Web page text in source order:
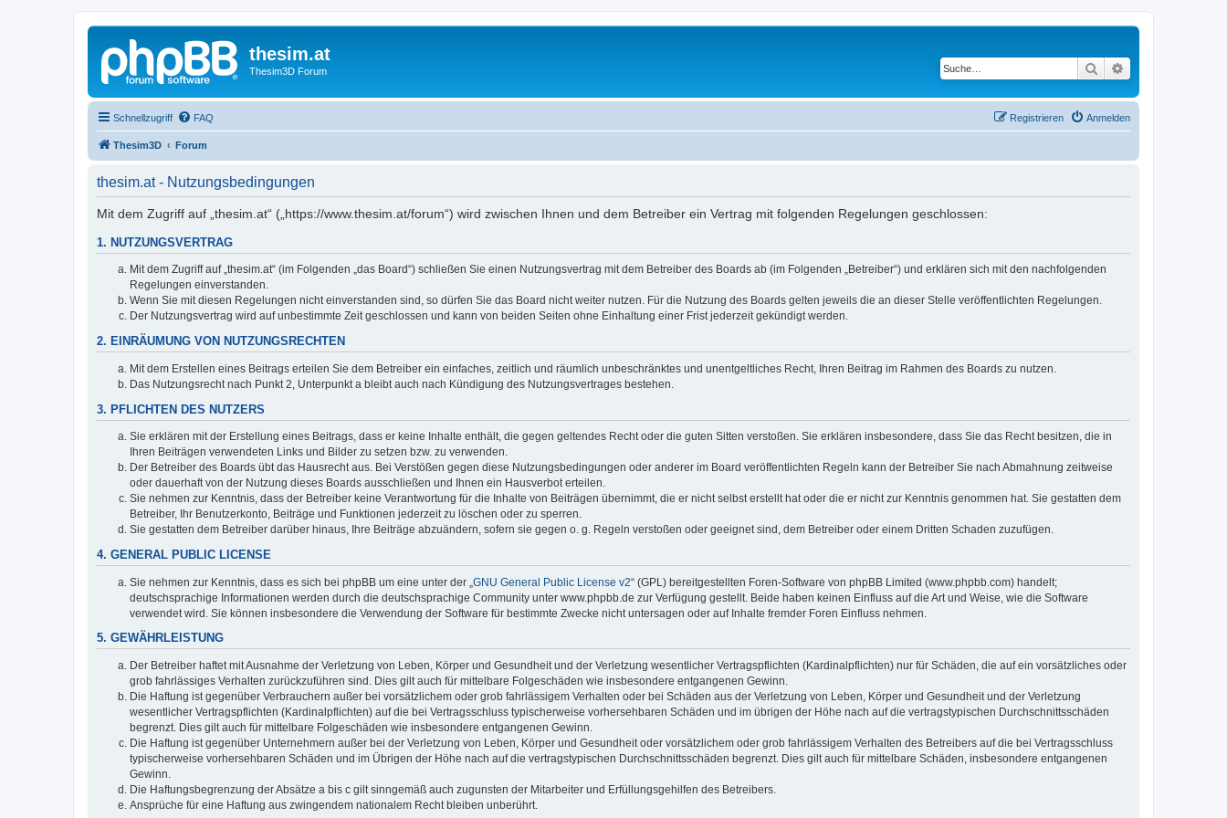
thesim.at
Thesim3D Forum Suche
Schnellzugriff FAQ Anmelden
Registrieren
Thesim3D Forum
thesim.at - Nutzungsbedingungen
Mit dem Zugriff auf „thesim.at“ („https://www.thesim.at/forum“) wird zwischen Ihnen und dem Betreiber ein Vertrag mit folgenden Regelungen geschlossen:
1. NUTZUNGSVERTRAG
Mit dem Zugriff auf „thesim.at“ (im Folgenden „das Board“) schließen Sie einen Nutzungsvertrag mit dem Betreiber des Boards ab (im Folgenden „Betreiber“) und erklären sich mit den nachfolgenden
Regelungen einverstanden.
Wenn Sie mit diesen Regelungen nicht einverstanden sind, so dürfen Sie das Board nicht weiter nutzen. Für die Nutzung des Boards gelten jeweils die an dieser Stelle veröffentlichten Regelungen.
Der Nutzungsvertrag wird auf unbestimmte Zeit geschlossen und kann von beiden Seiten ohne Einhaltung einer Frist jederzeit gekündigt werden.
2. EINRÄUMUNG VON NUTZUNGSRECHTEN
Mit dem Erstellen eines Beitrags erteilen Sie dem Betreiber ein einfaches, zeitlich und räumlich unbeschränktes und unentgeltliches Recht, Ihren Beitrag im Rahmen des Boards zu nutzen.
Das Nutzungsrecht nach Punkt 2, Unterpunkt a bleibt auch nach Kündigung des Nutzungsvertrages bestehen.
3. PFLICHTEN DES NUTZERS
Sie erklären mit der Erstellung eines Beitrags, dass er keine Inhalte enthält, die gegen geltendes Recht oder die guten Sitten verstoßen. Sie erklären insbesondere, dass Sie das Recht besitzen, die in
Ihren Beiträgen verwendeten Links und Bilder zu setzen bzw. zu verwenden.
Der Betreiber des Boards übt das Hausrecht aus. Bei Verstößen gegen diese Nutzungsbedingungen oder anderer im Board veröffentlichten Regeln kann der Betreiber Sie nach Abmahnung zeitweise
oder dauerhaft von der Nutzung dieses Boards ausschließen und Ihnen ein Hausverbot erteilen.
Sie nehmen zur Kenntnis, dass der Betreiber keine Verantwortung für die Inhalte von Beiträgen übernimmt, die er nicht selbst erstellt hat oder die er nicht zur Kenntnis genommen hat. Sie gestatten dem
Betreiber, Ihr Benutzerkonto, Beiträge und Funktionen jederzeit zu löschen oder zu sperren.
Sie gestatten dem Betreiber darüber hinaus, Ihre Beiträge abzuändern, sofern sie gegen o. g. Regeln verstoßen oder geeignet sind, dem Betreiber oder einem Dritten Schaden zuzufügen.
4. GENERAL PUBLIC LICENSE
Sie nehmen zur Kenntnis, dass es sich bei phpBB um eine unter der „ GNU General Public License v2“ (GPL) bereitgestellten Foren-Software von phpBB Limited (www.phpbb.com) handelt;
deutschsprachige Informationen werden durch die deutschsprachige Community unter www.phpbb.de zur Verfügung gestellt. Beide haben keinen Einfluss auf die Art und Weise, wie die Software
verwendet wird. Sie können insbesondere die Verwendung der Software für bestimmte Zwecke nicht untersagen oder auf Inhalte fremder Foren Einfluss nehmen.
5. GEWÄHRLEISTUNG
Der Betreiber haftet mit Ausnahme der Verletzung von Leben, Körper und Gesundheit und der Verletzung wesentlicher Vertragspflichten (Kardinalpflichten) nur für Schäden, die auf ein vorsätzliches oder
grob fahrlässiges Verhalten zurückzuführen sind. Dies gilt auch für mittelbare Folgeschäden wie insbesondere entgangenen Gewinn.
Die Haftung ist gegenüber Verbrauchern außer bei vorsätzlichem oder grob fahrlässigem Verhalten oder bei Schäden aus der Verletzung von Leben, Körper und Gesundheit und der Verletzung
wesentlicher Vertragspflichten (Kardinalpflichten) auf die bei Vertragsschluss typischerweise vorhersehbaren Schäden und im übrigen der Höhe nach auf die vertragstypischen Durchschnittsschäden
begrenzt. Dies gilt auch für mittelbare Folgeschäden wie insbesondere entgangenen Gewinn.
Die Haftung ist gegenüber Unternehmern außer bei der Verletzung von Leben, Körper und Gesundheit oder vorsätzlichem oder grob fahrlässigem Verhalten des Betreibers auf die bei Vertragsschluss
typischerweise vorhersehbaren Schäden und im Übrigen der Höhe nach auf die vertragstypischen Durchschnittsschäden begrenzt. Dies gilt auch für mittelbare Schäden, insbesondere entgangenen
Gewinn.
Die Haftungsbegrenzung der Absätze a bis c gilt sinngemäß auch zugunsten der Mitarbeiter und Erfüllungsgehilfen des Betreibers.
Ansprüche für eine Haftung aus zwingendem nationalem Recht bleiben unberührt.